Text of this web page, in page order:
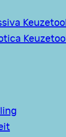
Keuzetool
Keuzetool